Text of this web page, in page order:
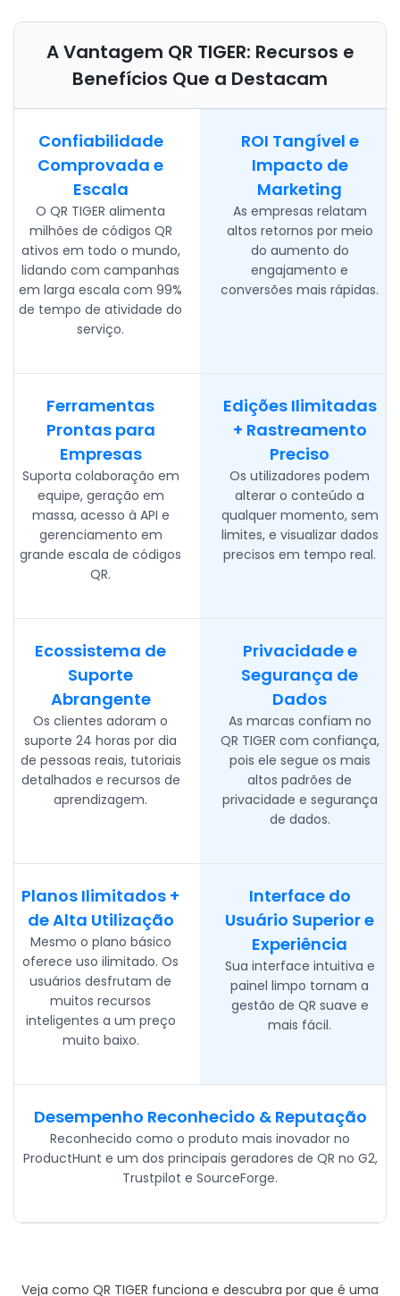
A Vantagem QR TIGER: Recursos e
Benefícios Que a Destacam
Confiabilidade
Comprovada e
Escala
O QR TIGER alimenta
milhões de códigos QR
ativos em todo o mundo,
lidando com campanhas
em larga escala com 99%
de tempo de atividade do
serviço.
ROI Tangível e
Impacto de
Marketing
As empresas relatam
altos retornos por meio
do aumento do
engajamento e
conversões mais rápidas.
Ferramentas
Prontas para
Empresas
Suporta colaboração em
equipe, geração em
massa, acesso à API e
gerenciamento em
grande escala de códigos
QR.
Edições Ilimitadas
+ Rastreamento
Preciso
Os utilizadores podem
alterar o conteúdo a
qualquer momento, sem
limites, e visualizar dados
precisos em tempo real.
Ecossistema de
Suporte
Abrangente
Os clientes adoram o
suporte 24 horas por dia
de pessoas reais, tutoriais
detalhados e recursos de
aprendizagem.
Privacidade e
Segurança de
Dados
As marcas confiam no
QR TIGER com confiança,
pois ele segue os mais
altos padrões de
privacidade e segurança
de dados.
Planos Ilimitados +
de Alta Utilização
Mesmo o plano básico
oferece uso ilimitado. Os
usuários desfrutam de
muitos recursos
inteligentes a um preço
muito baixo.
Interface do
Usuário Superior e
Experiência
Sua interface intuitiva e
painel limpo tornam a
gestão de QR suave e
mais fácil.
Desempenho Reconhecido & Reputação
Reconhecido como o produto mais inovador no
ProductHunt e um dos principais geradores de QR no G2,
Trustpilot e SourceForge.
Veja como QR TIGER funciona e descubra por que é uma